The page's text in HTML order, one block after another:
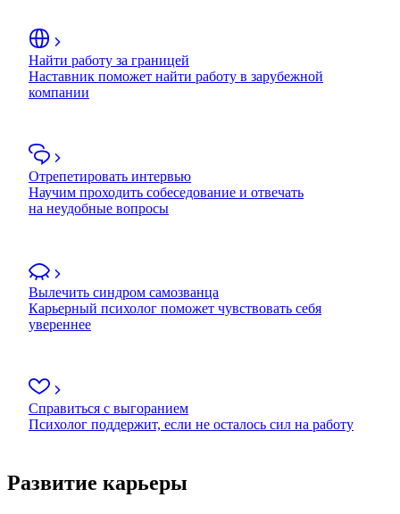
Найти работу за границей
Наставник поможет найти работу в зарубежной
компании
Отрепетировать интервью
Научим проходить собеседование и отвечать
на неудобные вопросы
Вылечить синдром самозванца
Карьерный психолог поможет чувствовать себя
увереннее
Справиться с выгоранием
Психолог поддержит, если не осталось сил на работу
Развитие карьеры